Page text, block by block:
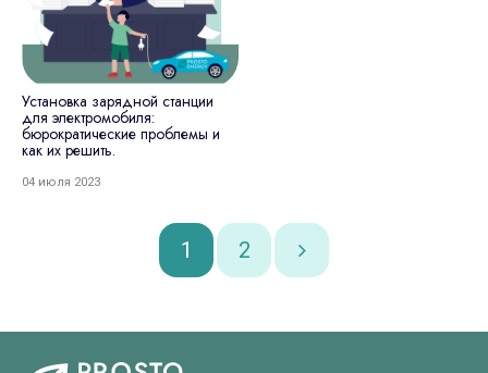
Установка зарядной станции
для электромобиля:
бюрократические проблемы и
как их решить.
04 июля 2023
1 2